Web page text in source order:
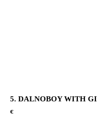
5. DALNOBOY WITH
є